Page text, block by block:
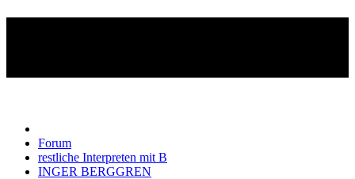
Forum
restliche Interpreten mit B
INGER BERGGREN